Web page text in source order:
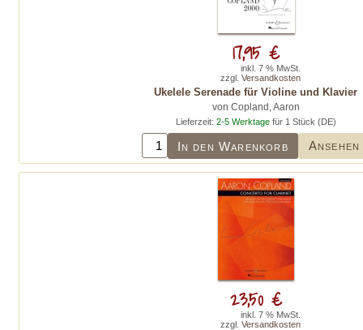
Ukelele Serenade für Violine und Klavier
von Copland, Aaron
Lieferzeit: 2-5 Werktagefür 1 Stück (DE)
In den Warenkorb Ansehen
17,95 €
inkl. 7 % MwSt.
zzgl. Versandkosten
23,50 €
inkl. 7 % MwSt.
zzgl. Versandkosten